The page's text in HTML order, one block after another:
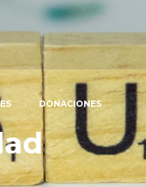
DONACIONES